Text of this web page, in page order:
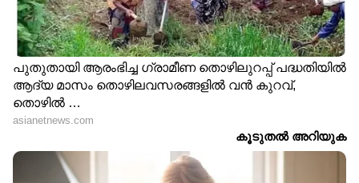
ഹീറ്റ് ഐലൻഡായി ബന്ദ,
ചൂട് 48 ഡിഗ്രി സെൽഷ്യസ്
കടന്നു, ജനജീവിതം
പൂർണ്ണമായും സ്തംഭിച്ച
നിലയിൽ, രാവിലെ 10
കഴിഞ്ഞാൽ
'തലയ്ക്ക് മുകളിൽ
സാമ്പത്തിക
പ്രതിസന്ധിയുടെ
കാർമേഘങ്ങൾ,
തിരക്കിൽ; വിമർശിച്ച്
രാഹുൽ ഗാന്ധി